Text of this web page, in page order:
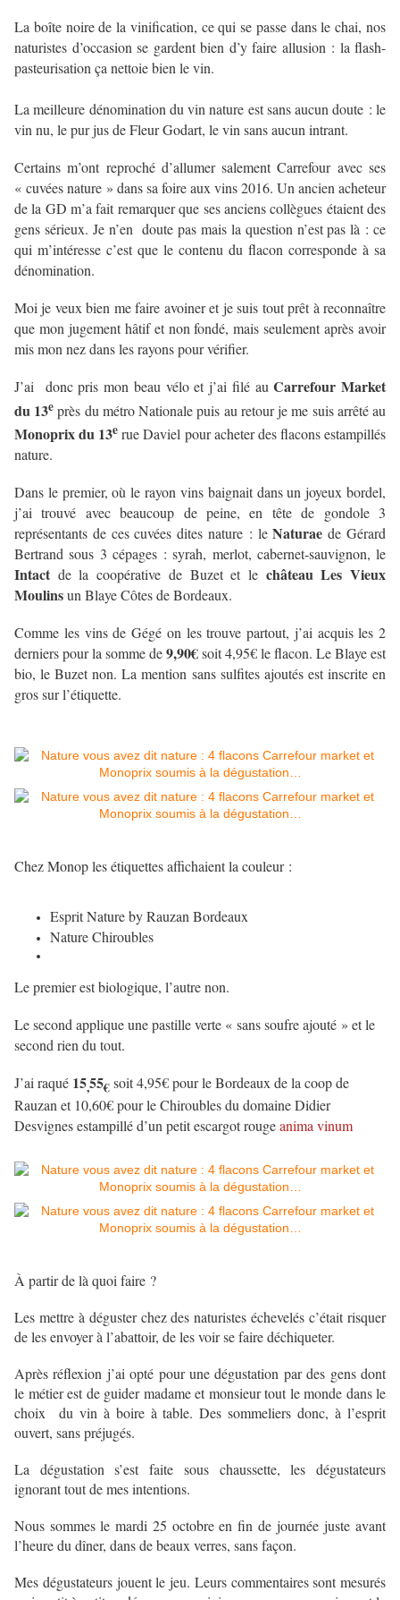
La boîte noire de la vinification, ce qui se passe dans le chai, nos
naturistes d’occasion se gardent bien d’y faire allusion : la flash-
pasteurisation ça nettoie bien le vin.
La meilleure dénomination du vin nature est sans aucun doute : le
vin nu, le pur jus de Fleur Godart, le vin sans aucun intrant.
Certains m’ont reproché d’allumer salement Carrefour avec ses
« cuvées nature » dans sa foire aux vins 2016. Un ancien acheteur
de la GD m’a fait remarquer que ses anciens collègues étaient des
gens sérieux. Je n’en doute pas mais la question n’est pas là : ce
qui m’intéresse c’est que le contenu du flacon corresponde à sa
dénomination.
Moi je veux bien me faire avoiner et je suis tout prêt à reconnaître
que mon jugement hâtif et non fondé, mais seulement après avoir
mis mon nez dans les rayons pour vérifier.
J’ai donc pris mon beau vélo et j’ai filé auCarrefour Market
du 13e près du métro Nationale puis au retour je me suis arrêté au
Monoprix du 13e rue Daviel pour acheter des flacons estampillés
nature.
Dans le premier, où le rayon vins baignait dans un joyeux bordel,
j’ai trouvé avec beaucoup de peine, en tête de gondole 3
représentants de ces cuvées dites nature : leNaturaede Gérard
Bertrand sous 3 cépages : syrah, merlot, cabernet-sauvignon, le
Intact de la coopérative de Buzet et le château Les Vieux
Moulinsun Blaye Côtes de Bordeaux.
Comme les vins de Gégé on les trouve partout, j’ai acquis les 2
derniers pour la somme de9,90€soit 4,95€ le flacon. Le Blaye est
bio, le Buzet non. La mention sans sulfites ajoutés est inscrite en
gros sur l’étiquette.
Chez Monop les étiquettes affichaient la couleur :
Esprit Nature by Rauzan Bordeaux
Nature Chiroubles
Le premier est biologique, l’autre non.
Le second applique une pastille verte « sans soufre ajouté » et le
second rien du tout.
J’ai raqué 15,55€ soit 4,95€ pour le Bordeaux de la coop de
Rauzan et 10,60€ pour le Chiroubles du domaine Didier
Desvignes estampillé d’un petit escargot rougeanima vinum
À partir de là quoi faire ?
Les mettre à déguster chez des naturistes échevelés c’était risquer
de les envoyer à l’abattoir, de les voir se faire déchiqueter.
Après réflexion j’ai opté pour une dégustation par des gens dont
le métier est de guider madame et monsieur tout le monde dans le
choix du vin à boire à table. Des sommeliers donc, à l’esprit
ouvert, sans préjugés.
La dégustation s’est faite sous chaussette, les dégustateurs
ignorant tout de mes intentions.
Nous sommes le mardi 25 octobre en fin de journée juste avant
l’heure du dîner, dans de beaux verres, sans façon.
Mes dégustateurs jouent le jeu. Leurs commentaires sont mesurés